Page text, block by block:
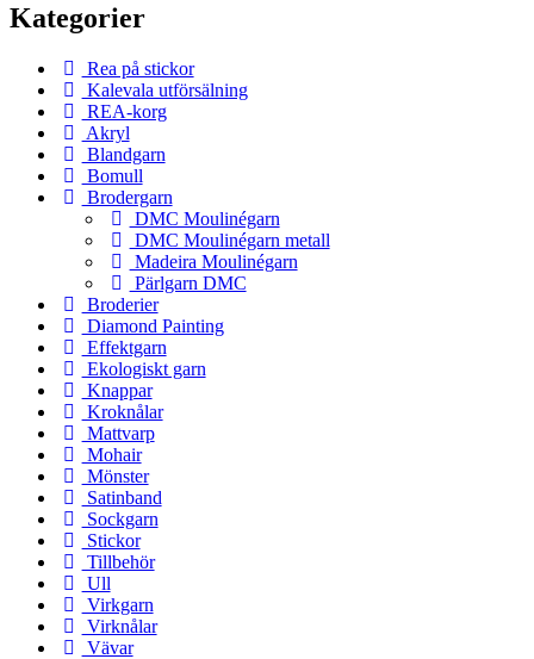
Kategorier
Rea på stickor
Kalevala utförsälning
REA-korg
Akryl
Blandgarn
Bomull
Brodergarn
DMC Moulinégarn
DMC Moulinégarn metall
Madeira Moulinégarn
Pärlgarn DMC
Broderier
Diamond Painting
Effektgarn
Ekologiskt garn
Knappar
Kroknålar
Mattvarp
Mohair
Mönster
Satinband
Sockgarn
Stickor
Tillbehör
Ull
Virkgarn
Virknålar
Vävar